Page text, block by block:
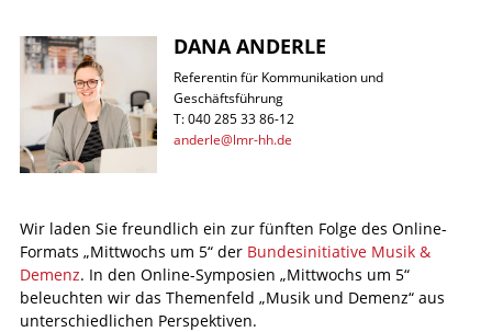
DANA ANDERLE
Referentin für Kommunikation und
Geschäftsführung
T: 040 285 33 86-12
anderle@lmr-hh.de
Wir laden Sie freundlich ein zur fünften Folge des Online-
Formats „Mittwochs um 5“ der Bundesinitiative Musik &
Demenz. In den Online-Symposien „Mittwochs um 5“
beleuchten wir das Themenfeld „Musik und Demenz“ aus
unterschiedlichen Perspektiven.